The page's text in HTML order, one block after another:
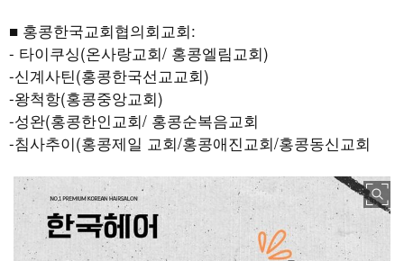
■ 홍콩한국교회협의회교회:
- 타이쿠싱(온사랑교회/ 홍콩엘림교회)
-신계사틴(홍콩한국선교교회)
-왕척항(홍콩중앙교회)
-성완(홍콩한인교회/ 홍콩순복음교회
-침사추이(홍콩제일 교회/홍콩애진교회/홍콩동신교회